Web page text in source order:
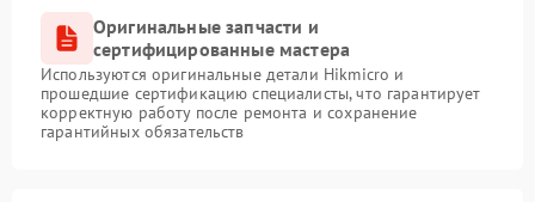
Оригинальные запчасти и
сертифицированные мастера
Используются оригинальные детали Hikmicro и
прошедшие сертификацию специалисты, что гарантирует
корректную работу после ремонта и сохранение
гарантийных обязательств